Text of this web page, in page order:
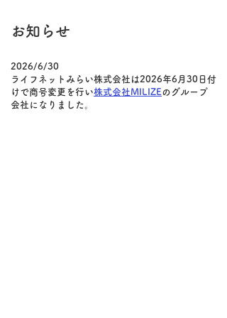
​お知らせ
2026/6/30
ライフネットみらい株式会社は2026年6月30日付
けで商号変更を行い株式会社MILIZEのグループ
会社になりました。